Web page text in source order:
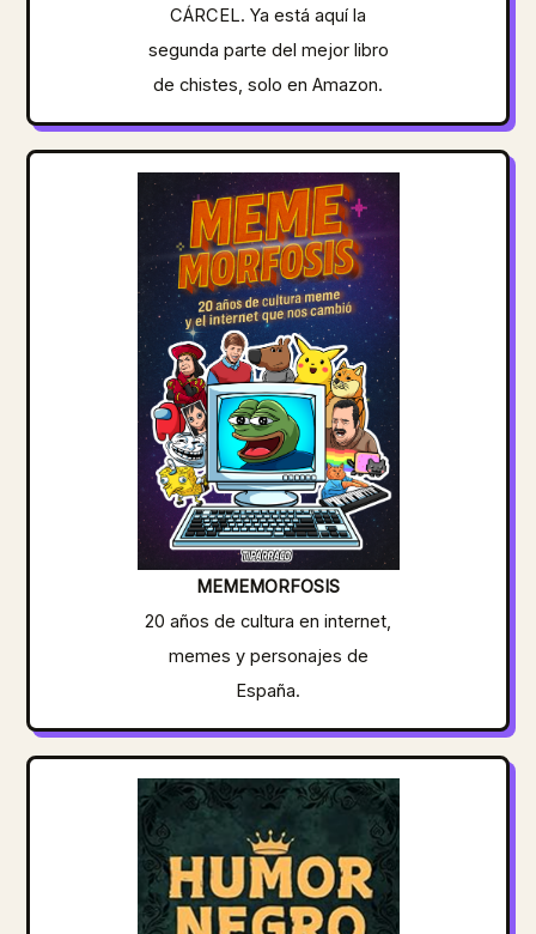
CÁRCEL. Ya está aquí la
segunda parte del mejor libro
de chistes, solo en Amazon.
MEMEMORFOSIS
20 años de cultura en internet,
memes y personajes de
España.